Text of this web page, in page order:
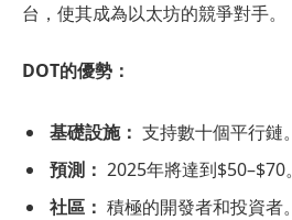
台，使其成為以太坊的競爭對手。
DOT的優勢：
基礎設施： 支持數十個平行鏈。
預測： 2025年將達到$50–$70。
社區： 積極的開發者和投資者。